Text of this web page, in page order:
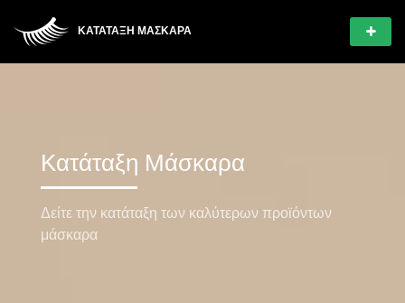
ΚΑΤΆΤΑΞΗ ΜΆΣΚΑΡΑ
Κατάταξη Μάσκαρα
Δείτε την κατάταξη των καλύτερων προϊόντων
μάσκαρα